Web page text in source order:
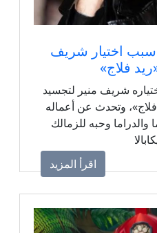
اختيار شريف
فلاج»
شريف منير لتجسيد
وتحدث عن أعماله
والدراما وحبه للزمالك
اقرأ المزيد